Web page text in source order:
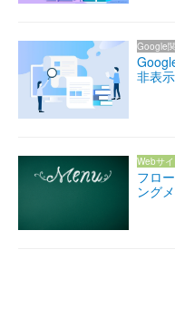
Google
非表
Webサ
フロ
ング